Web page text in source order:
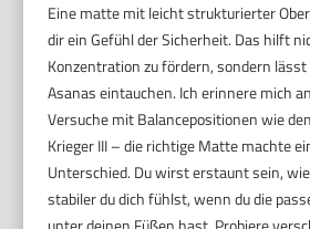
Eine matte mit leicht strukturierter
dir ein Gefühl der Sicherheit. Das hilft
Konzentration zu fördern, sondern
Asanas eintauchen. Ich erinnere mich
Versuche mit Balancepositionen wie
Krieger III – die richtige Matte machte
Unterschied. Du wirst erstaunt sein,
stabiler du dich fühlst, wenn du die